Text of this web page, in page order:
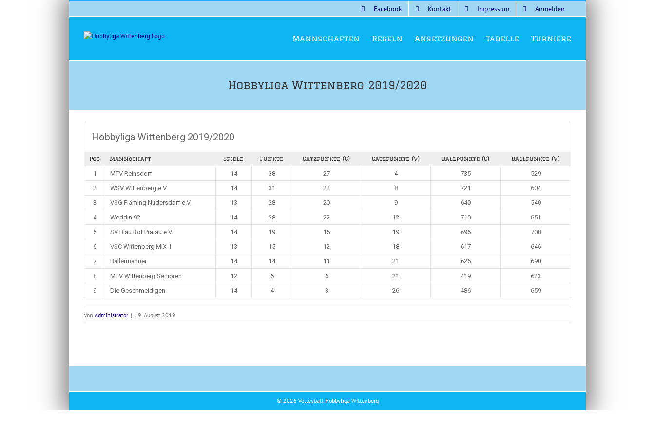
Facebook Kontakt Impressum Anmelden
Mannschaften Regeln Ansetzungen Tabelle Turniere
Hobbyliga Wittenberg 2019/2020
Hobbyliga Wittenberg 2019/2020
Pos Mannschaft Spiele Punkte Satzpunkte (G) Satzpunkte (V) Ballpunkte (G) Ballpunkte (V)
1 MTV Reinsdorf 14 38 27 4 735
529
2
WSV Wittenberg e.V. 14 31 22 8 721
604
3
VSG Fläming Nudersdorf e.V. 13 28 20 9 640
540
4
Weddin 92 14 28 22 12 710
651
5
SV Blau Rot Pratau e.V. 14 19 15 19 696
708
6
VSC Wittenberg MIX 1 13 15 12 18 617
646
7
Ballermänner 14 14 11 21 626
690
8
MTV Wittenberg Senioren 12 6 6 21 419
623
9
Die Geschmeidigen 14 4 3 26 486 659
Von Administrator | 19. August 2019
© 2026 Volleyball Hobbyliga Wittenberg